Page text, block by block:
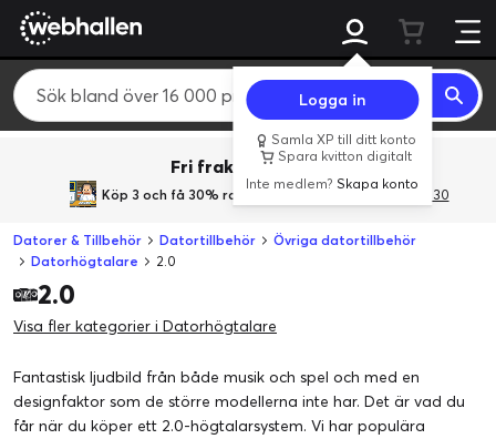
Logga in
Samla XP till ditt konto
Spara kvitton digitalt
Inte medlem?Skapa konto
Fri frakt över 800 kr.
Köp 3 och få 30% rabatt med rabattkoden 3Gives30
Datorer & Tillbehör Datortillbehör
Övriga datortillbehör
Datorhögtalare
2.0
2.0
Visa fler kategorier i Datorhögtalare
Fantastisk ljudbild från både musik och spel och med en
designfaktor som de större modellerna inte har. Det är vad du
får när du köper ett 2.0-högtalarsystem. Vi har populära